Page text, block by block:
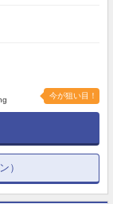
今が狙い目！
）